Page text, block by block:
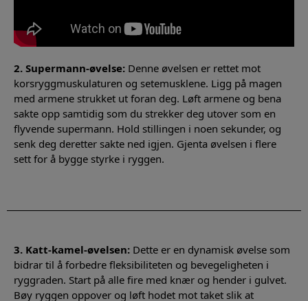
2. Supermann-øvelse: Denne øvelsen er rettet mot
korsryggmuskulaturen og setemusklene. Ligg på magen
med armene strukket ut foran deg. Løft armene og bena
sakte opp samtidig som du strekker deg utover som en
flyvende supermann. Hold stillingen i noen sekunder, og
senk deg deretter sakte ned igjen. Gjenta øvelsen i flere
sett for å bygge styrke i ryggen.
3. Katt-kamel-øvelsen: Dette er en dynamisk øvelse som
bidrar til å forbedre fleksibiliteten og bevegeligheten i
ryggraden. Start på alle fire med knær og hender i gulvet.
Bøy ryggen oppover og løft hodet mot taket slik at